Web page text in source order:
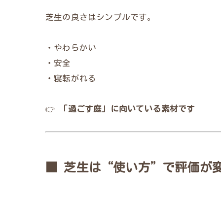
芝生の良さはシンプルです。
・やわらかい
・安全
・寝転がれる
👉 「過ごす庭」に向いている素材です
■ 芝生は“使い方”で評価が